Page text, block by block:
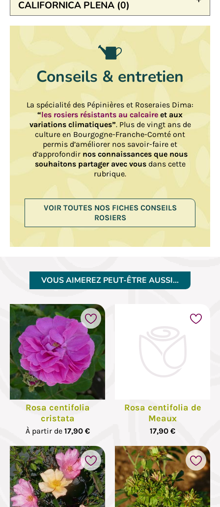
CALIFORNICA PLENA (0)
Conseils & entretien
La spécialité des Pépinières et Roseraies Dima:
“les rosiers résistants au calcaire et aux
variations climatiques”. Plus de vingt ans de
culture en Bourgogne-Franche-Comté ont
permis d’améliorer nos savoir-faire et
d’approfondir nos connaissances que nous
souhaitons partager avec vousdans cette
rubrique.
VOIR TOUTES NOS FICHES CONSEILS
ROSIERS
VOUS AIMEREZ PEUT-ÊTRE AUSSI…
Rosa centifolia
cristata
À partir de 17,90 €
Rosa centifolia de
Meaux
17,90 €